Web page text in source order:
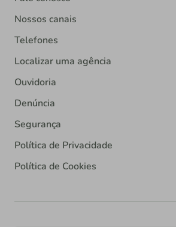
Nossos canais
Telefones
Localizar uma agência
Ouvidoria
Denúncia
Segurança
Política de Privacidade
Política de Cookies